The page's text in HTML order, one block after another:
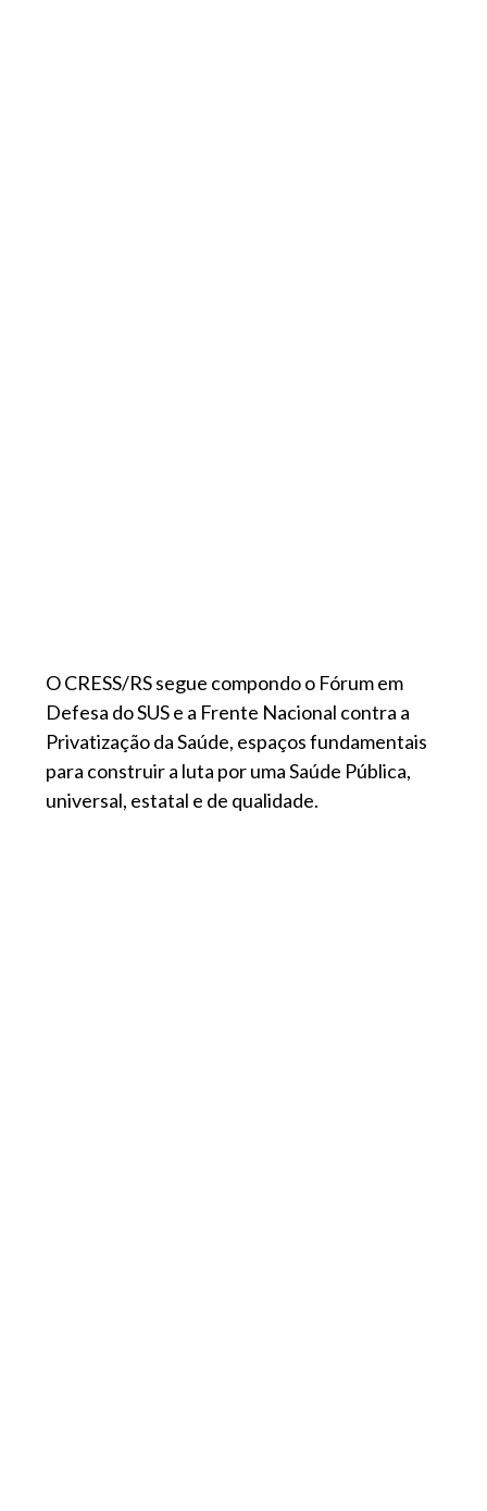
O CRESS/RS segue compondo o Fórum em
Defesa do SUS e a Frente Nacional contra a
Privatização da Saúde, espaços fundamentais
para construir a luta por uma Saúde Pública,
universal, estatal e de qualidade.